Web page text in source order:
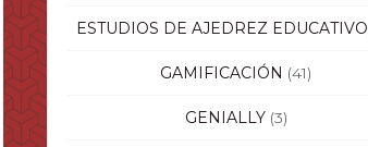
ESTUDIOS DE AJEDREZ EDUCATIVO
GAMIFICACIÓN (41)
GENIALLY(3)